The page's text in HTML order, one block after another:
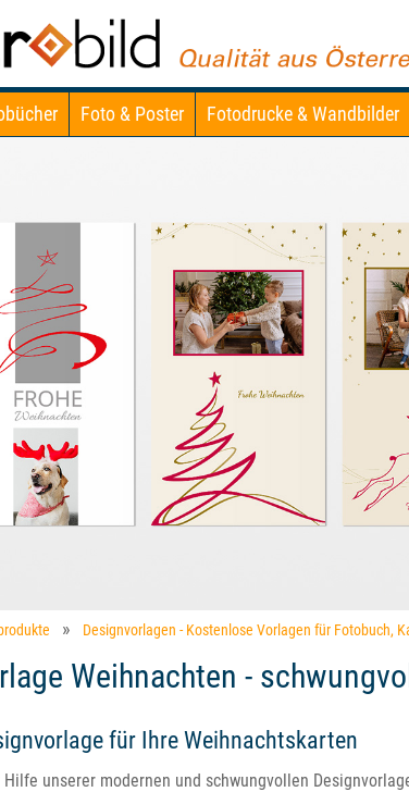
Foto & Poster Fotodrucke & Wandbilder
Designvorlagen - Kostenlose Vorlagen für Fotobuch,
Weihnachten - schwungvoll
für Ihre Weihnachtskarten
unserer modernen und schwungvollen